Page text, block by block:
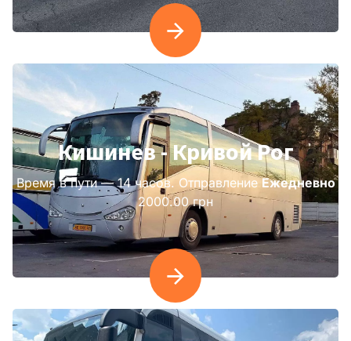
Кишинев - Кривой Рог
Время в пути — 14 часов. ОтправлениеЕжедневно
2000.00 грн